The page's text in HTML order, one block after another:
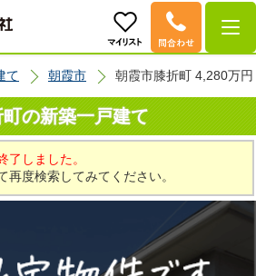
て 朝霞市 朝霞市膝折町 4,280万円
の新築一戸建て
了しました。
再度検索してみてください。